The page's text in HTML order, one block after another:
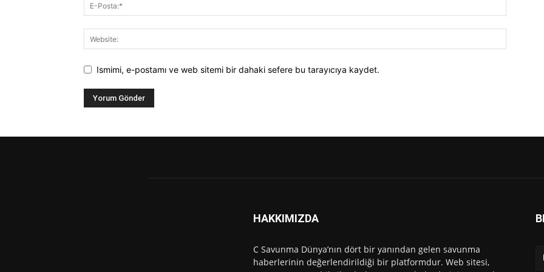
Ismimi, e-postamı ve web sitemi bir dahaki sefere bu tarayıcıya kaydet.
HAKKIMIZDA
C Savunma Dünya’nın dört bir yanından gelen savunma
haberlerinin değerlendirildiği bir platformdur. Web sitesi,